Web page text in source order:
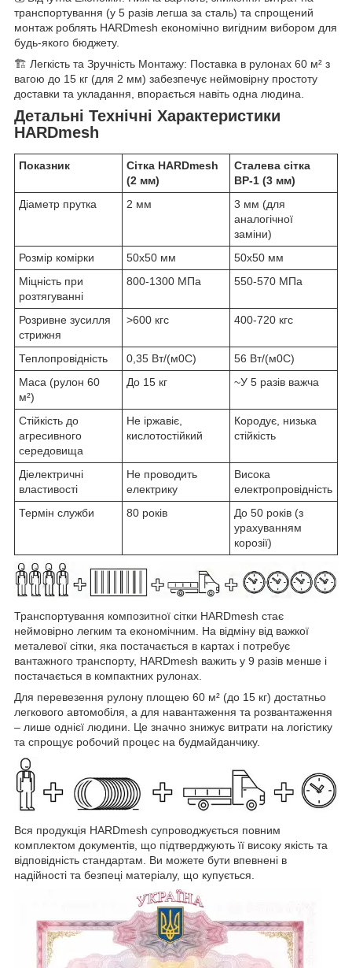
транспортування (у 5 разів легша за сталь) та спрощений
монтаж роблять HARDmesh економічно вигідним вибором для
будь-якого бюджету.
🏗️ Легкість та Зручність Монтажу: Поставка в рулонах 60 м² з
вагою до 15 кг (для 2 мм) забезпечує неймовірну простоту
доставки та укладання, впорається навіть одна людина.
Детальні Технічні Характеристики
HARDmesh
Показник
Сітка HARDmesh
(2 мм)
Сталева сітка
ВР-1 (3 мм)
Діаметр прутка
2 мм
3 мм (для
аналогічної
заміни)
Розмір комірки
50х50 мм
50х50 мм
Міцність при
розтягуванні
800-1300 МПа 550-570 МПа
Розривне зусилля
стрижня
>600 кгс 400-720 кгс
Теплопровідність 0,35 Вт/(м0С)
56 Вт/(м0С)
Маса (рулон 60
м²)
До 15 кг ~У 5 разів важча
Стійкість до
агресивного
середовища
Не іржавіє,
кислотостійкий
Кородує, низька
стійкість
Діелектричні
властивості
Не проводить
електрику
Висока
електропровідність
Термін служби
80 років
До 50 років (з
урахуванням
корозії)
Транспортування композитної сітки HARDmesh стає
неймовірно легким та економічним. На відміну від важкої
металевої сітки, яка постачається в картах і потребує
вантажного транспорту, HARDmesh важить у 9 разів менше і
постачається в компактних рулонах.
Для перевезення рулону площею 60 м² (до 15 кг) достатньо
легкового автомобіля, а для навантаження та розвантаження
– лише однієї людини. Це значно знижує витрати на логістику
та спрощує робочий процес на будмайданчику.
Вся продукція HARDmesh супроводжується повним
комплектом документів, що підтверджують її високу якість та
відповідність стандартам. Ви можете бути впевнені в
надійності та безпеці матеріалу, що купується.